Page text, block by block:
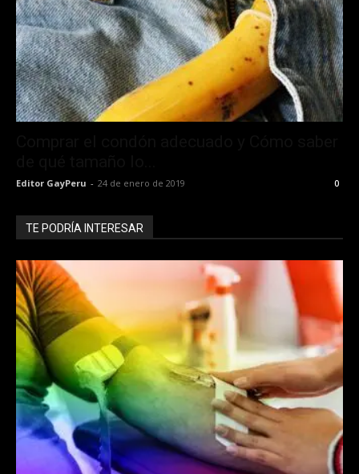
Editor GayPeru - 24 de enero de 2019 0
TE PODRÍA INTERESAR